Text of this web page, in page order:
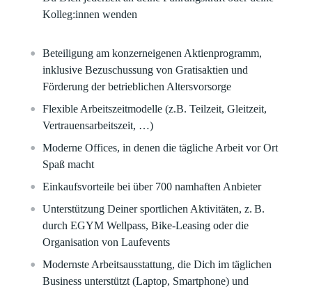
Kolleg:innen wenden
Beteiligung am konzerneigenen Aktienprogramm,
inklusive Bezuschussung von Gratisaktien und
Förderung der betrieblichen Altersvorsorge
Flexible Arbeitszeitmodelle (z.B. Teilzeit, Gleitzeit,
Vertrauensarbeitszeit, …)
Moderne Offices, in denen die tägliche Arbeit vor Ort
Spaß macht
Einkaufsvorteile bei über 700 namhaften Anbieter
Unterstützung Deiner sportlichen Aktivitäten, z. B.
durch EGYM Wellpass, Bike-Leasing oder die
Organisation von Laufevents
Modernste Arbeitsausstattung, die Dich im täglichen
Business unterstützt (Laptop, Smartphone) und